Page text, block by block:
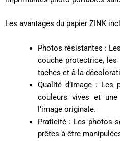
Les avantages du papier ZINK
Photos résistantes :
couche protectrice, les
taches et à la
Qualité d’image : Les
couleurs vives et
l’image originale.
Praticité : Les photos
prêtes à être